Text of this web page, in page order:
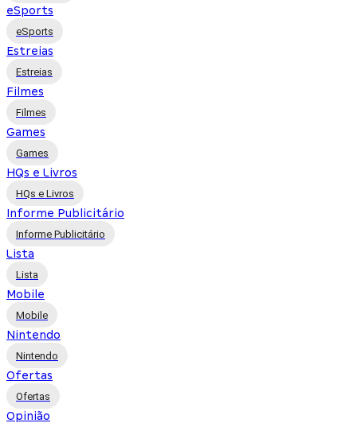
eSports
eSports
Estreias
Estreias
Filmes
Filmes
Games
Games
HQs e Livros
HQs e Livros
Informe Publicitário
Informe Publicitário
Lista
Lista
Mobile
Mobile
Nintendo
Nintendo
Ofertas
Ofertas
Opinião